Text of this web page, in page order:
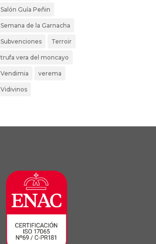
Salón Guía Peñin
Semana de la Garnacha
Subvenciones Terroir
trufa vera del moncayo
Vendimia verema
Vidivinos